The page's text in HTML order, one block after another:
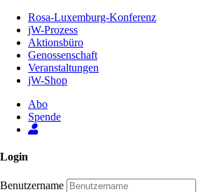
Inhalt
Seite
Rosa-Luxemburg-Konferenz
jW-Prozess
Aktionsbüro
Genossenschaft
Veranstaltungen
jW-Shop
Abo
Spende
Login
Benutzername